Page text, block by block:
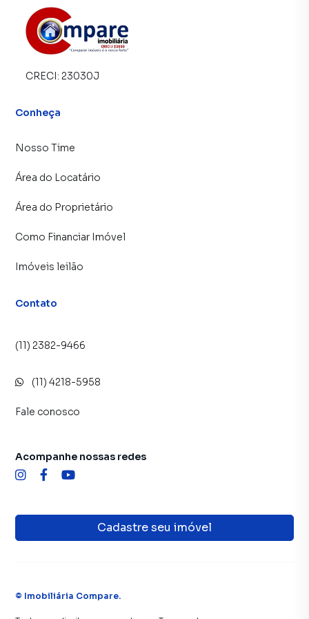
CRECI: 23030J
Conheça
Nosso Time
Área do Locatário
Área do Proprietário
Como Financiar Imóvel
Imóveis leilão
Contato
(11) 2382-9466
(11) 4218-5958
Fale conosco
Cadastre seu imóvel
Acompanhe nossas redes
© Imobiliária Compare.